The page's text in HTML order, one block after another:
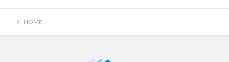
HOME